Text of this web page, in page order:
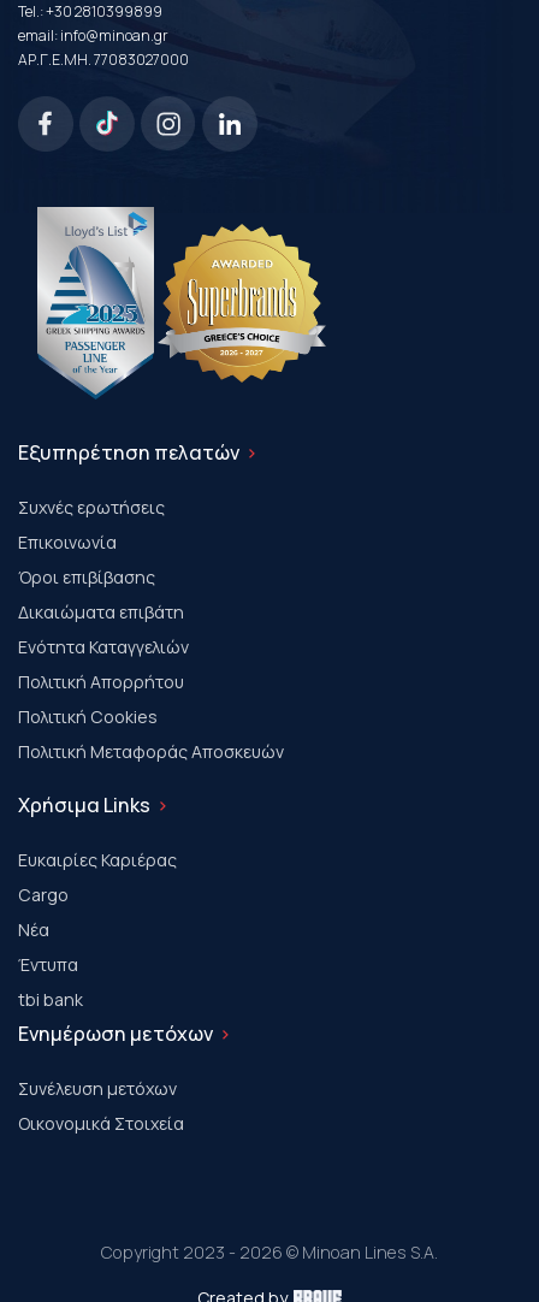
Tel.:+30 2810399899
email:info@minoan.gr
ΑΡ.Γ.Ε.ΜΗ. 77083027000
Εξυπηρέτηση πελατών
Συχνές ερωτήσεις
Επικοινωνία
Όροι επιβίβασης
Δικαιώματα επιβάτη
Ενότητα Καταγγελιών
Πολιτική Απορρήτου
Πολιτική Cookies
Πολιτική Μεταφοράς Αποσκευών
Χρήσιμα Links
Ευκαιρίες Καριέρας
Cargo
Νέα
Έντυπα
tbi bank
Ενημέρωση μετόχων
Συνέλευση μετόχων
Οικονομικά Στοιχεία
Copyright 2023 - 2026 © Minoan Lines S.A.